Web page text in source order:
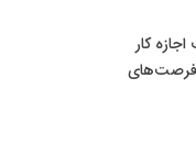
است اجازه کار
فرصت‌های